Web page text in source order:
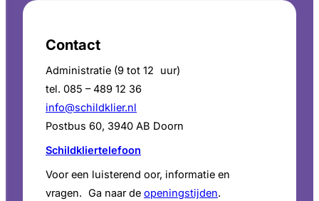
Contact
Administratie (9 tot 12 uur)
tel. 085 – 489 12 36
info@schildklier.nl
Postbus 60, 3940 AB Doorn
Schildkliertelefoon
Voor een luisterend oor, informatie en
vragen. Ga naar de openingstijden.